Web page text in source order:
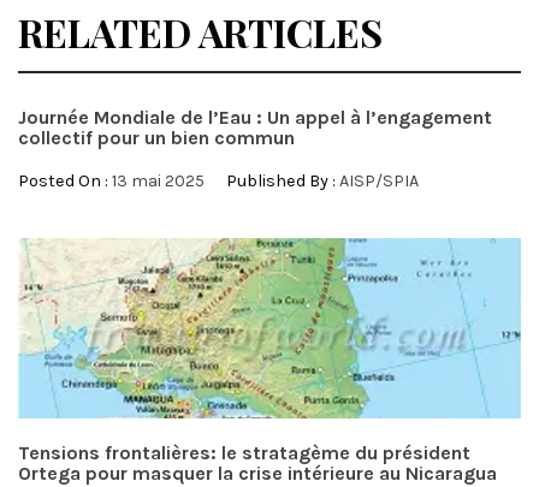
RELATED ARTICLES
Journée Mondiale de l’Eau : Un appel à l’engagement
collectif pour un bien commun
Posted On : 13 mai 2025 Published By : AISP/SPIA
Tensions frontalières: le stratagème du président
Ortega pour masquer la crise intérieure au Nicaragua